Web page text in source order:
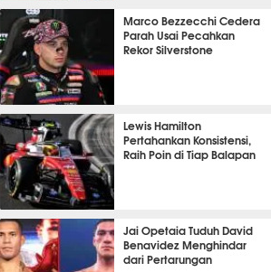
TENIS
Marco Bezzecchi Cedera
Parah Usai Pecahkan
Rekor Silverstone
MOTOGP
Lewis Hamilton
Pertahankan Konsistensi,
Raih Poin di Tiap Balapan
F1
Jai Opetaia Tuduh David
Benavidez Menghindar
dari Pertarungan